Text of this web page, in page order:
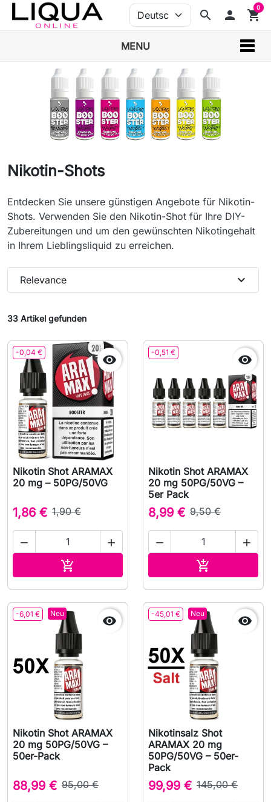
search person shopping_cart
0
MENU
Nikotin-Shots
Entdecken Sie unsere günstigen Angebote für Nikotin-
Shots. Verwenden Sie den Nikotin-Shot für Ihre DIY-
Zubereitungen und um den gewünschten Nikotingehalt
in Ihrem Lieblingsliquid zu erreichen.
33 Artikel gefunden
Relevance expand_more
-0,04 € 
Nikotin Shot ARAMAX
20 mg – 50PG/50VG
1,86 € 1,90 €
 

-0,51 € 
Nikotin Shot ARAMAX
20 mg 50PG/50VG –
5er Pack
8,99 € 9,50 €
 

-6,01 € Neu

Nikotin Shot ARAMAX
20 mg 50PG/50VG –
50er-Pack
88,99 € 95,00 €
-45,01 € Neu

Nikotinsalz Shot
ARAMAX 20 mg
50PG/50VG – 50er-
Pack
99,99 € 145,00 €